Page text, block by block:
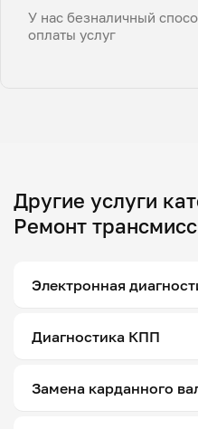
У нас безналичный
оплаты услуг
Другие услуги
Ремонт
Электронная
Диагностика КПП
Замена карданного